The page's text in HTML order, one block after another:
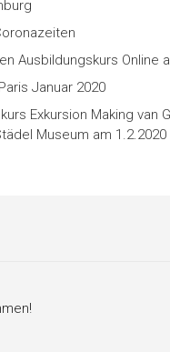
Ausbildungskurs Online
Januar 2020
Exkursion Making van
Museum am 1.2.2020